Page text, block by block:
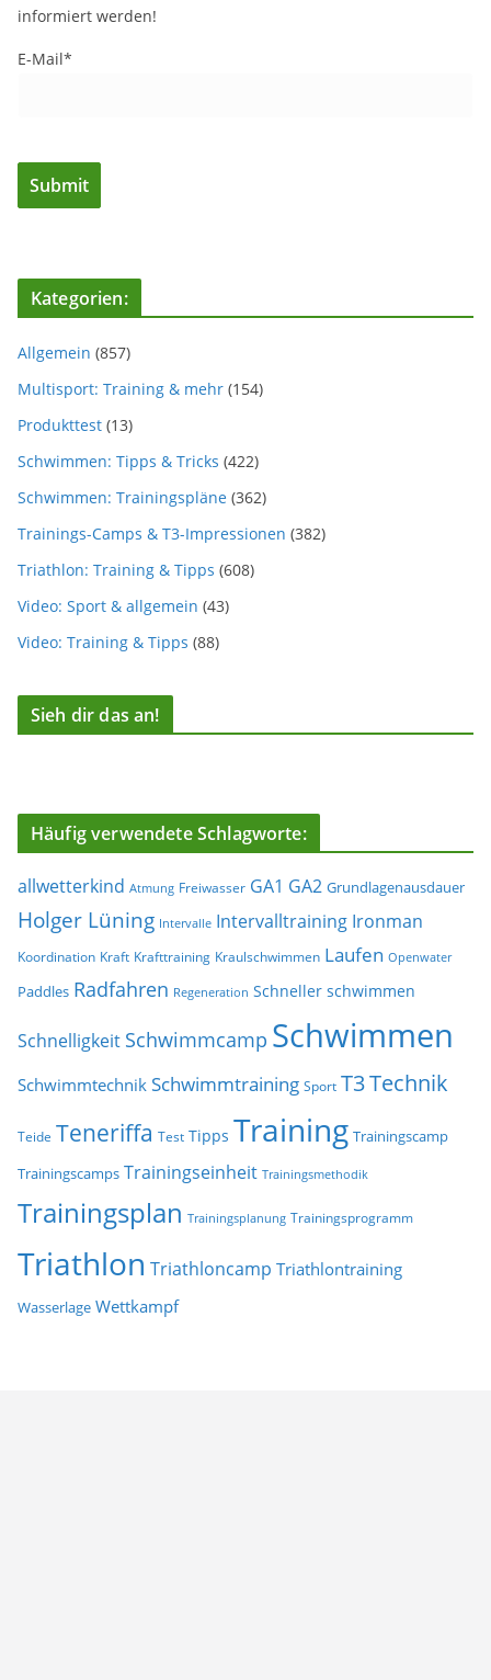
informiert werden!
E-Mail*
Kategorien:
Allgemein (857)
Multisport: Training & mehr (154)
Produkttest (13)
Schwimmen: Tipps & Tricks (422)
Schwimmen: Trainingspläne (362)
Trainings-Camps & T3-Impressionen (382)
Triathlon: Training & Tipps (608)
Video: Sport & allgemein (43)
Video: Training & Tipps (88)
Sieh dir das an!
Häufig verwendete Schlagworte:
allwetterkind Atmung Freiwasser GA1 GA2 Grundlagenausdauer
Holger Lüning Intervalle Intervalltraining Ironman
Koordination Kraft Krafttraining Kraulschwimmen Laufen Openwater
Paddles Radfahren Regeneration Schneller schwimmen
Schnelligkeit Schwimmcamp Schwimmen
Schwimmtechnik Schwimmtraining Sport T3Technik
Teide Teneriffa Test Tipps Training Trainingscamp
Trainingscamps Trainingseinheit Trainingsmethodik
Trainingsplan Trainingsplanung Trainingsprogramm
Triathlon Triathloncamp Triathlontraining
Wasserlage Wettkampf